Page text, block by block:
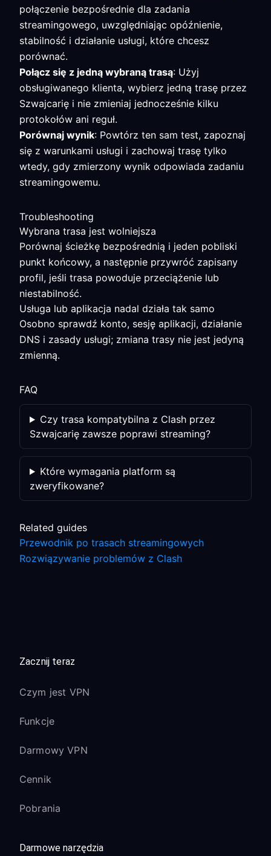
połączenie bezpośrednie dla zadania
streamingowego, uwzględniając opóźnienie,
stabilność i działanie usługi, które chcesz
porównać.
Połącz się z jedną wybraną trasą: Użyj
obsługiwanego klienta, wybierz jedną trasę przez
Szwajcarię i nie zmieniaj jednocześnie kilku
protokołów ani reguł.
Porównaj wynik: Powtórz ten sam test, zapoznaj
się z warunkami usługi i zachowaj trasę tylko
wtedy, gdy zmierzony wynik odpowiada zadaniu
streamingowemu.
Troubleshooting
Wybrana trasa jest wolniejsza
Porównaj ścieżkę bezpośrednią i jeden pobliski
punkt końcowy, a następnie przywróć zapisany
profil, jeśli trasa powoduje przeciążenie lub
niestabilność.
Usługa lub aplikacja nadal działa tak samo
Osobno sprawdź konto, sesję aplikacji, działanie
DNS i zasady usługi; zmiana trasy nie jest jedyną
zmienną.
FAQ
Czy trasa kompatybilna z Clash przez
Szwajcarię zawsze poprawi streaming?
Które wymagania platform są
zweryfikowane?
Related guides
Przewodnik po trasach streamingowych
Rozwiązywanie problemów z Clash
Zacznij teraz
Czym jest VPN
Funkcje
Darmowy VPN
Cennik
Pobrania
Darmowe narzędzia